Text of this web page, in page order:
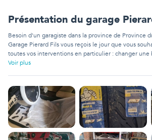
Présentation du garage
Besoin d'un garagiste dans la province de Province
Garage Pierard Fils vous reçois le jour que vous souhaitez à Charleroi pour
toutes vos interventions en particulier : changer
changer des amortisseurs ou changer un filtre à
d'automobiles et en particulier : Ssangyong XLV,
Cee'd et bien plus. Il est conseillé de checker les
précédents du garage Garage Pierard Fils sur bolid pour vous aiguiller à
accomplir le meilleur choix une fois que vous êtes à
garagiste à Charleroi. Si vous avez besoin d'en
la possibilité de vérifier les images du garage Garage Pierard
Voir plus